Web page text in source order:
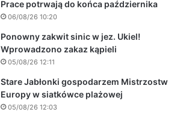
Prace potrwają do końca października
06/08/26 10:20
Ponowny zakwit sinic w jez. Ukiel!
Wprowadzono zakaz kąpieli
05/08/26 12:11
Stare Jabłonki gospodarzem Mistrzostw
Europy w siatkówce plażowej
05/08/26 12:03